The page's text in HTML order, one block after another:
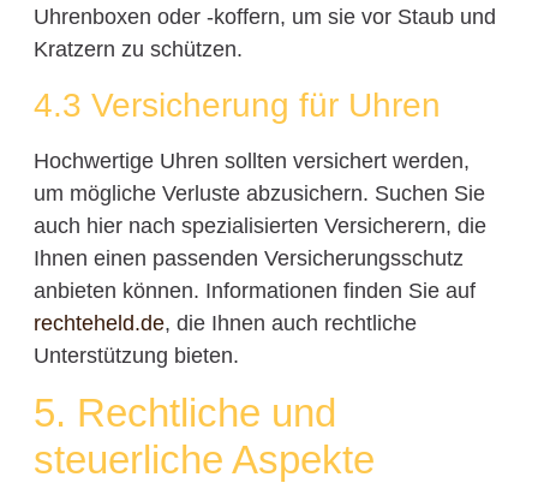
Uhrenboxen oder -koffern, um sie vor Staub und
Kratzern zu schützen.
4.3 Versicherung für Uhren
Hochwertige Uhren sollten versichert werden,
um mögliche Verluste abzusichern. Suchen Sie
auch hier nach spezialisierten Versicherern, die
Ihnen einen passenden Versicherungsschutz
anbieten können. Informationen finden Sie auf
rechteheld.de, die Ihnen auch rechtliche
Unterstützung bieten.
5. Rechtliche und
steuerliche Aspekte